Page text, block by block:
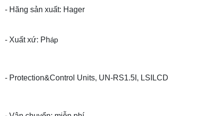
- Hãng sản xuất: Hager
- Xuất xứ: Pháp
- Protection&Control Units, UN-RS1.5I, LSILCD